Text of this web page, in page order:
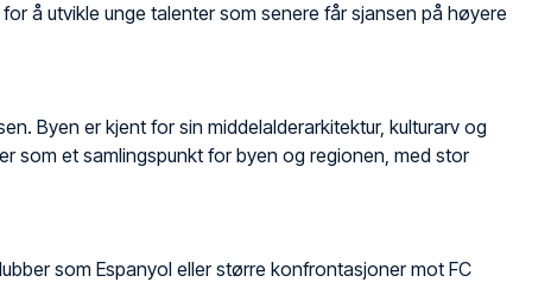
å utvikle unge talenter som senere får sjansen på høyere
Byen er kjent for sin middelalderarkitektur, kulturarv og
som et samlingspunkt for byen og regionen, med stor
som Espanyol eller større konfrontasjoner mot FC